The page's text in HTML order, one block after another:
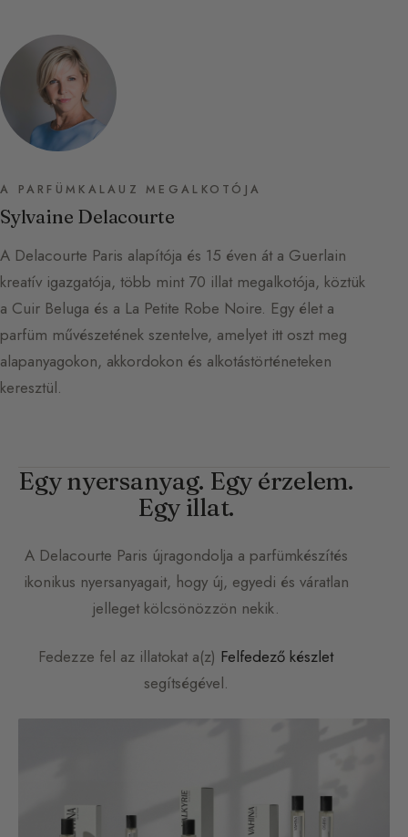
A PARFÜMKALAUZ MEGALKOTÓJA
Sylvaine Delacourte
A Delacourte Paris alapítója és 15 éven át a Guerlain
kreatív igazgatója, több mint 70 illat megalkotója, köztük
a Cuir Beluga és a La Petite Robe Noire. Egy élet a
parfüm művészetének szentelve, amelyet itt oszt meg
alapanyagokon, akkordokon és alkotástörténeteken
keresztül.
Egy nyersanyag. Egy érzelem.
Egy illat.
A Delacourte Paris újragondolja a parfümkészítés
ikonikus nyersanyagait, hogy új, egyedi és váratlan
jelleget kölcsönözzön nekik.
Fedezze fel az illatokat a(z) Felfedező készlet
segítségével.